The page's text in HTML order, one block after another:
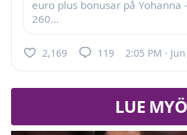
euro plus bonusar på
260...
2,169 119 2:05 PM ·
LUE